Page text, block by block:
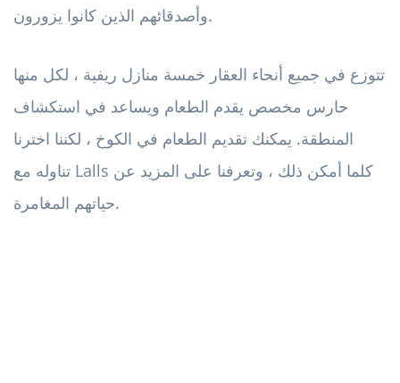
وأصدقائهم الذين كانوا يزورون.
تتوزع في جميع أنحاء العقار خمسة منازل ريفية ، لكل منها
حارس مخصص يقدم الطعام ويساعد في استكشاف
المنطقة. يمكنك تقديم الطعام في الكوخ ، لكننا اخترنا
تناوله مع Lalls كلما أمكن ذلك ، وتعرفنا على المزيد عن
حياتهم المغامرة.